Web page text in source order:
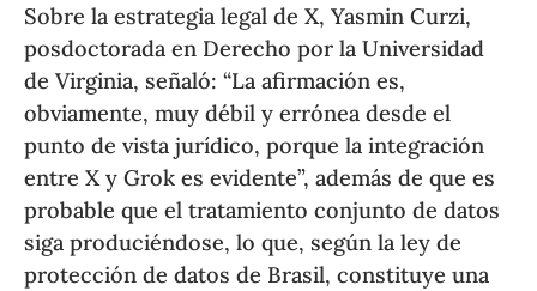
Sobre la estrategia legal de X, Yasmin Curzi,
posdoctorada en Derecho por la Universidad
de Virginia, señaló: “La afirmación es,
obviamente, muy débil y errónea desde el
punto de vista jurídico, porque la integración
entre X y Grok es evidente”, además de que es
probable que el tratamiento conjunto de datos
siga produciéndose, lo que, según la ley de
protección de datos de Brasil, constituye una